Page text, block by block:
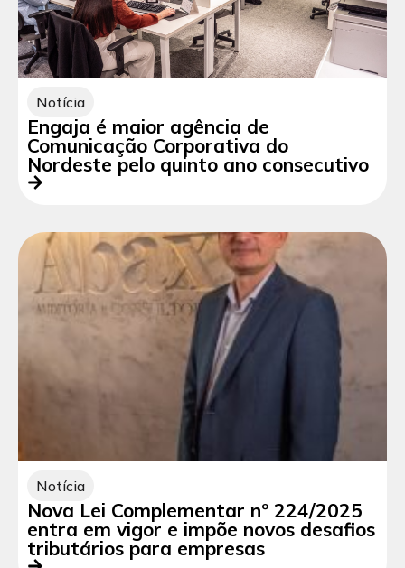
Notícia
Engaja é maior agência de
Comunicação Corporativa do
Nordeste pelo quinto ano consecutivo
Notícia
Nova Lei Complementar nº 224/2025
entra em vigor e impõe novos desafios
tributários para empresas